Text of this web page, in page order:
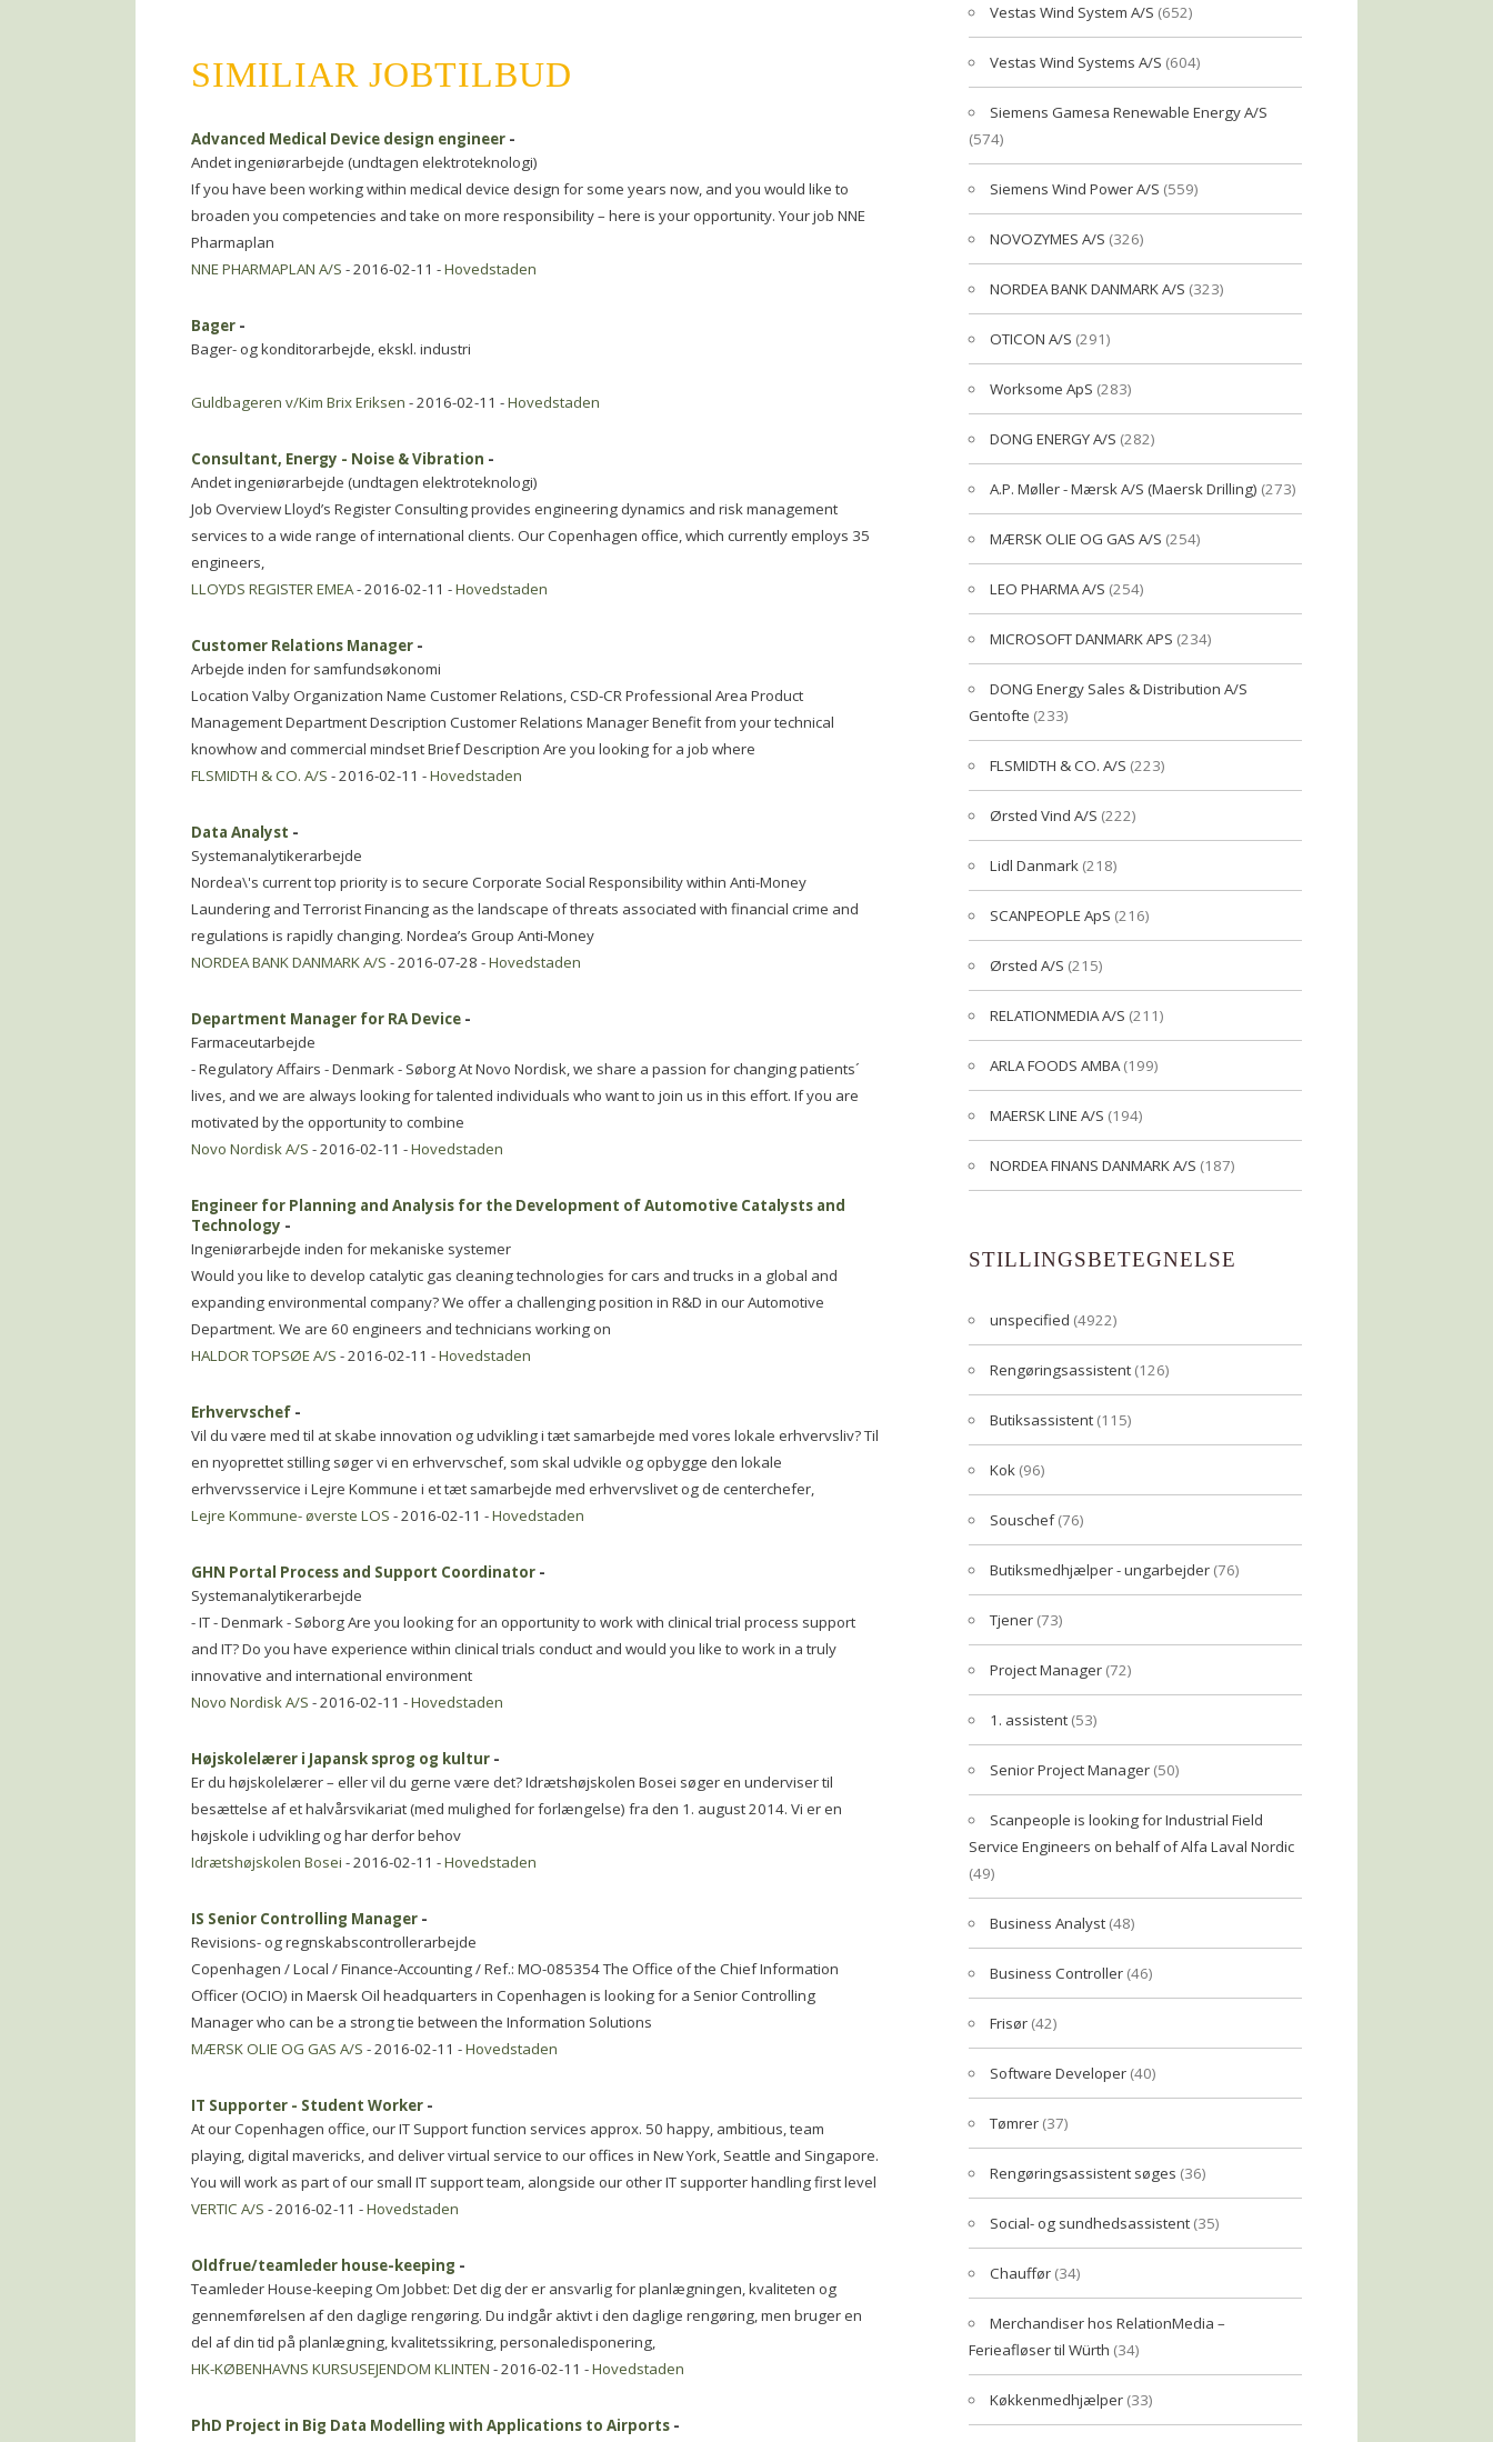
SIMILIAR JOBTILBUD
Advanced Medical Device design engineer -
Andet ingeniørarbejde (undtagen elektroteknologi)
If you have been working within medical device design for some years now, and you would like to
broaden you competencies and take on more responsibility – here is your opportunity. Your job NNE
Pharmaplan
NNE PHARMAPLAN A/S - 2016-02-11 -Hovedstaden
Bager -
Bager- og konditorarbejde, ekskl. industri
Guldbageren v/Kim Brix Eriksen - 2016-02-11 -Hovedstaden
Consultant, Energy - Noise & Vibration -
Andet ingeniørarbejde (undtagen elektroteknologi)
Job Overview Lloyd’s Register Consulting provides engineering dynamics and risk management
services to a wide range of international clients. Our Copenhagen office, which currently employs 35
engineers,
LLOYDS REGISTER EMEA- 2016-02-11 -Hovedstaden
Customer Relations Manager -
Arbejde inden for samfundsøkonomi
Location Valby Organization Name Customer Relations, CSD-CR Professional Area Product
Management Department Description Customer Relations Manager Benefit from your technical
knowhow and commercial mindset Brief Description Are you looking for a job where
FLSMIDTH & CO. A/S - 2016-02-11 -Hovedstaden
Data Analyst -
Systemanalytikerarbejde
Nordea\'s current top priority is to secure Corporate Social Responsibility within Anti-Money
Laundering and Terrorist Financing as the landscape of threats associated with financial crime and
regulations is rapidly changing. Nordea’s Group Anti-Money
NORDEA BANK DANMARK A/S - 2016-07-28 -Hovedstaden
Department Manager for RA Device -
Farmaceutarbejde
- Regulatory Affairs - Denmark - Søborg At Novo Nordisk, we share a passion for changing patients´
lives, and we are always looking for talented individuals who want to join us in this effort. If you are
motivated by the opportunity to combine
Novo Nordisk A/S - 2016-02-11 -Hovedstaden
Engineer for Planning and Analysis for the Development of Automotive Catalysts and
Technology -
Ingeniørarbejde inden for mekaniske systemer
Would you like to develop catalytic gas cleaning technologies for cars and trucks in a global and
expanding environmental company? We offer a challenging position in R&D in our Automotive
Department. We are 60 engineers and technicians working on
HALDOR TOPSØE A/S - 2016-02-11 -Hovedstaden
Erhvervschef -
Vil du være med til at skabe innovation og udvikling i tæt samarbejde med vores lokale erhvervsliv? Til
en nyoprettet stilling søger vi en erhvervschef, som skal udvikle og opbygge den lokale
erhvervsservice i Lejre Kommune i et tæt samarbejde med erhvervslivet og de centerchefer,
Lejre Kommune- øverste LOS - 2016-02-11 -Hovedstaden
GHN Portal Process and Support Coordinator -
Systemanalytikerarbejde
- IT - Denmark - Søborg Are you looking for an opportunity to work with clinical trial process support
and IT? Do you have experience within clinical trials conduct and would you like to work in a truly
innovative and international environment
Novo Nordisk A/S - 2016-02-11 -Hovedstaden
Højskolelærer i Japansk sprog og kultur -
Er du højskolelærer – eller vil du gerne være det? Idrætshøjskolen Bosei søger en underviser til
besættelse af et halvårsvikariat (med mulighed for forlængelse) fra den 1. august 2014. Vi er en
højskole i udvikling og har derfor behov
Idrætshøjskolen Bosei - 2016-02-11 -Hovedstaden
IS Senior Controlling Manager -
Revisions- og regnskabscontrollerarbejde
Copenhagen / Local / Finance-Accounting / Ref.: MO-085354 The Office of the Chief Information
Officer (OCIO) in Maersk Oil headquarters in Copenhagen is looking for a Senior Controlling
Manager who can be a strong tie between the Information Solutions
MÆRSK OLIE OG GAS A/S - 2016-02-11 -Hovedstaden
IT Supporter - Student Worker -
At our Copenhagen office, our IT Support function services approx. 50 happy, ambitious, team
playing, digital mavericks, and deliver virtual service to our offices in New York, Seattle and Singapore.
You will work as part of our small IT support team, alongside our other IT supporter handling first level
VERTIC A/S - 2016-02-11 -Hovedstaden
Oldfrue/teamleder house-keeping -
Teamleder House-keeping Om Jobbet: Det dig der er ansvarlig for planlægningen, kvaliteten og
gennemførelsen af den daglige rengøring. Du indgår aktivt i den daglige rengøring, men bruger en
del af din tid på planlægning, kvalitetssikring, personaledisponering,
HK-KØBENHAVNS KURSUSEJENDOM KLINTEN - 2016-02-11 -Hovedstaden
PhD Project in Big Data Modelling with Applications to Airports -
Vestas Wind System A/S (652)
Vestas Wind Systems A/S (604)
Siemens Gamesa Renewable Energy A/S
(574)
Siemens Wind Power A/S (559)
NOVOZYMES A/S (326)
NORDEA BANK DANMARK A/S (323)
OTICON A/S (291)
Worksome ApS (283)
DONG ENERGY A/S (282)
A.P. Møller - Mærsk A/S (Maersk Drilling) (273)
MÆRSK OLIE OG GAS A/S (254)
LEO PHARMA A/S (254)
MICROSOFT DANMARK APS (234)
DONG Energy Sales & Distribution A/S
Gentofte (233)
FLSMIDTH & CO. A/S (223)
Ørsted Vind A/S (222)
Lidl Danmark (218)
SCANPEOPLE ApS (216)
Ørsted A/S (215)
RELATIONMEDIA A/S (211)
ARLA FOODS AMBA(199)
MAERSK LINE A/S (194)
NORDEA FINANS DANMARK A/S (187)
STILLINGSBETEGNELSE
unspecified (4922)
Rengøringsassistent (126)
Butiksassistent (115)
Kok (96)
Souschef(76)
Butiksmedhjælper - ungarbejder (76)
Tjener (73)
Project Manager (72)
1. assistent (53)
Senior Project Manager (50)
Scanpeople is looking for Industrial Field
Service Engineers on behalf of Alfa Laval Nordic
(49)
Business Analyst (48)
Business Controller (46)
Frisør (42)
Software Developer (40)
Tømrer (37)
Rengøringsassistent søges (36)
Social- og sundhedsassistent (35)
Chauffør (34)
Merchandiser hos RelationMedia –
Ferieafløser til Würth (34)
Køkkenmedhjælper (33)